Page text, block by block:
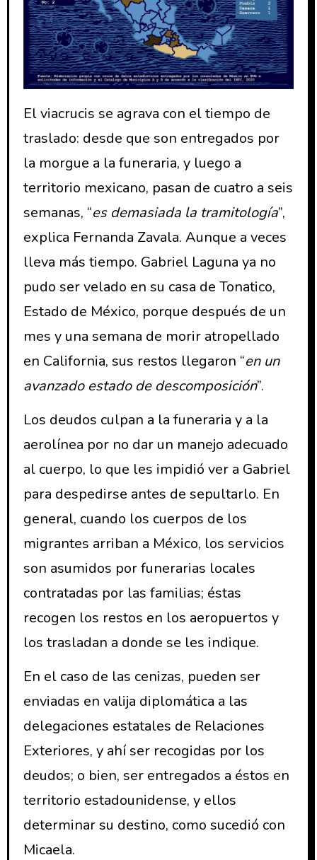
El viacrucis se agrava con el tiempo de
traslado: desde que son entregados por
la morgue a la funeraria, y luego a
territorio mexicano, pasan de cuatro a seis
semanas, “es demasiada la tramitología”,
explica Fernanda Zavala. Aunque a veces
lleva más tiempo. Gabriel Laguna ya no
pudo ser velado en su casa de Tonatico,
Estado de México, porque después de un
mes y una semana de morir atropellado
en California, sus restos llegaron “en un
avanzado estado de descomposición”.
Los deudos culpan a la funeraria y a la
aerolínea por no dar un manejo adecuado
al cuerpo, lo que les impidió ver a Gabriel
para despedirse antes de sepultarlo. En
general, cuando los cuerpos de los
migrantes arriban a México, los servicios
son asumidos por funerarias locales
contratadas por las familias; éstas
recogen los restos en los aeropuertos y
los trasladan a donde se les indique.
En el caso de las cenizas, pueden ser
enviadas en valija diplomática a las
delegaciones estatales de Relaciones
Exteriores, y ahí ser recogidas por los
deudos; o bien, ser entregados a éstos en
territorio estadounidense, y ellos
determinar su destino, como sucedió con
Micaela.